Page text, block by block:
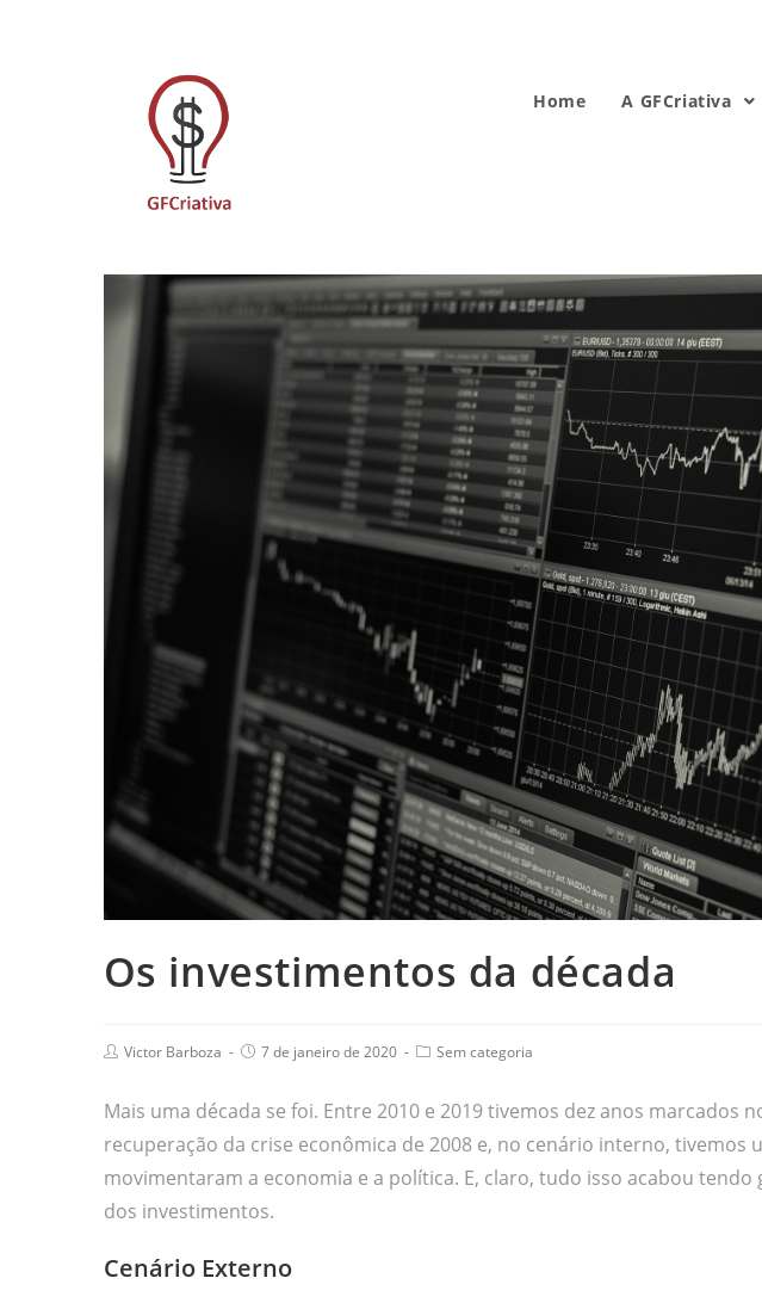
Home A GFCriativa
Os investimentos da década
Victor Barboza 7 de janeiro de 2020 Sem categoria
Mais uma década se foi. Entre 2010 e 2019 tivemos dez anos marcados
recuperação da crise econômica de 2008 e, no cenário interno, tivemos
movimentaram a economia e a política. E, claro, tudo isso acabou
dos investimentos.
Cenário Externo